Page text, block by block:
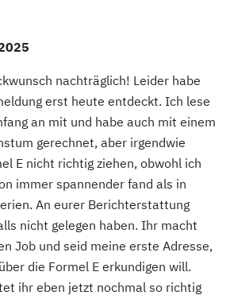
nachträglich! Leider habe
erst heute entdeckt. Ich lese
an mit und habe auch mit einem
gerechnet, aber irgendwie
E nicht richtig ziehen, obwohl ich
immer spannender fand als in
An eurer Berichterstattung
nicht gelegen haben. Ihr macht
Job und seid meine erste Adresse,
die Formel E erkundigen will.
ihr eben jetzt nochmal so richtig